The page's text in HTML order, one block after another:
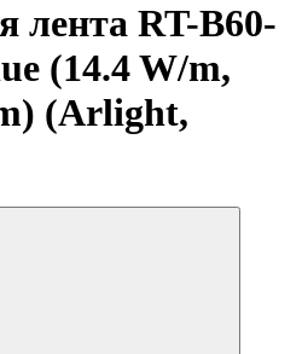
лента RT-B60-
(14.4 W/m,
(Arlight,